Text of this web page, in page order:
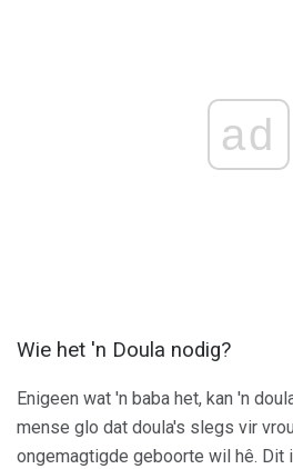
ad
Wie het 'n Doula nodig?
Enigeen wat 'n baba het, kan 'n
mense glo dat doula's slegs vir
ongemagtigde geboorte wil hê. Dit